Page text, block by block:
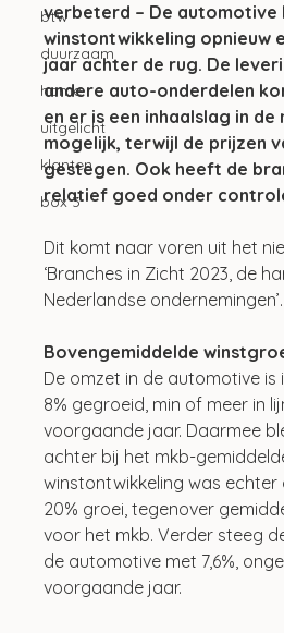
btw
duurzaam
home
uitgelicht
klanten
box 3
verbeterd – De
winstontwikkeling opnieuw
jaar achter de rug. De
andere auto-onderdelen
en er is een inhaalslag in
mogelijk, terwijl de prijzen
gestegen. Ook heeft de
relatief goed onder
Dit komt naar voren uit het
‘Branches in Zicht 2023, de
Nederlandse ondernemingen’.
Bovengemiddelde
De omzet in de automotive is
8% gegroeid, min of meer in
voorgaande jaar. Daarmee
achter bij het mkb-gemiddelde
winstontwikkeling was echter
20% groei, tegenover
voor het mkb. Verder steeg
de automotive met 7,6%,
voorgaande jaar.